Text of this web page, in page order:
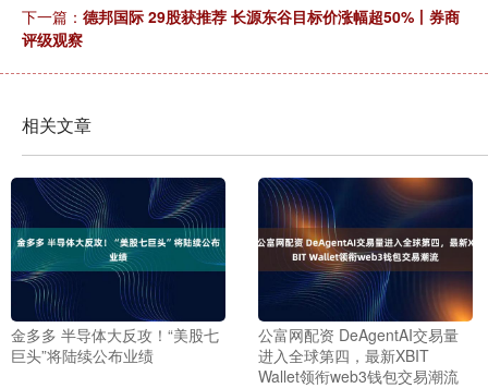
下一篇： 德邦国际 29股获推荐 长源东谷目标价涨幅超50%丨券商
评级观察
相关文章
金多多 半导体大反攻！“美股七
巨头”将陆续公布业绩
公富网配资 DeAgentAI交易量
进入全球第四，最新XBIT
Wallet领衔web3钱包交易潮流